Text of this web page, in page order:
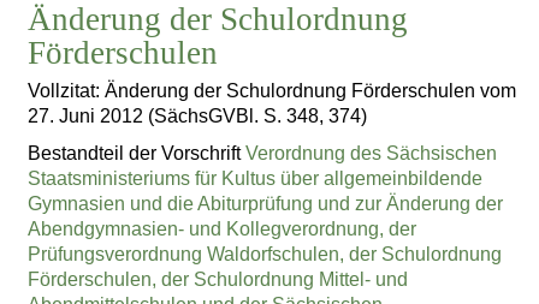
Änderung der Schulordnung
Förderschulen
Vollzitat: Änderung der Schulordnung Förderschulen vom
27. Juni 2012 (SächsGVBl. S. 348, 374)
Bestandteil der VorschriftVerordnung des Sächsischen
Staatsministeriums für Kultus über allgemeinbildende
Gymnasien und die Abiturprüfung und zur Änderung der
Abendgymnasien- und Kollegverordnung, der
Prüfungsverordnung Waldorfschulen, der Schulordnung
Förderschulen, der Schulordnung Mittel- und